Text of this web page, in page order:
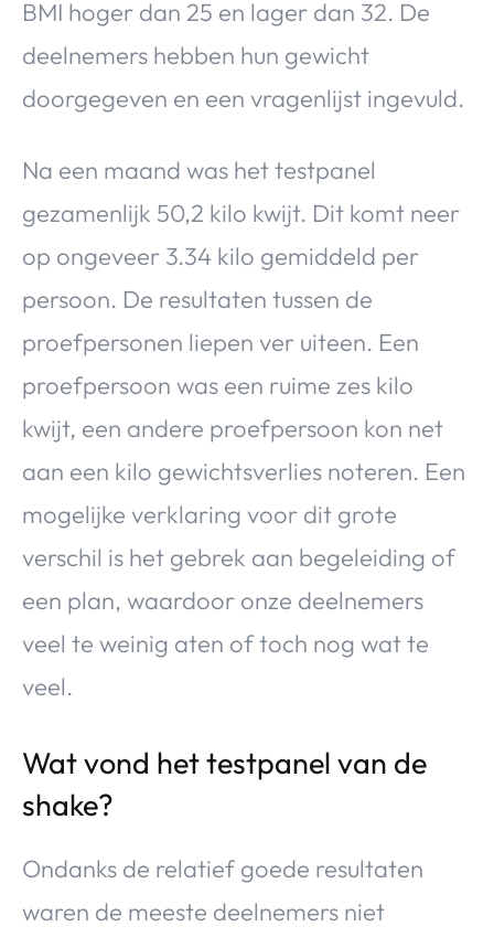
BMI hoger dan 25 en lager dan 32. De
deelnemers hebben hun gewicht
doorgegeven en een vragenlijst ingevuld.
Na een maand was het testpanel
gezamenlijk 50,2 kilo kwijt. Dit komt neer
op ongeveer 3.34 kilo gemiddeld per
persoon. De resultaten tussen de
proefpersonen liepen ver uiteen. Een
proefpersoon was een ruime zes kilo
kwijt, een andere proefpersoon kon net
aan een kilo gewichtsverlies noteren. Een
mogelijke verklaring voor dit grote
verschil is het gebrek aan begeleiding of
een plan, waardoor onze deelnemers
veel te weinig aten of toch nog wat te
veel.
Wat vond het testpanel van de
shake?
Ondanks de relatief goede resultaten
waren de meeste deelnemers niet